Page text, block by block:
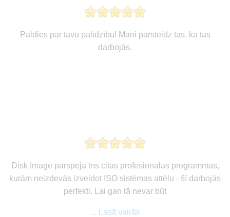
Paldies par tavu palīdzību! Mani pārsteidz tas, kā tas
darbojās.
Disk Image pārspēja trīs citas profesionālās programmas,
kurām neizdevās izveidot ISO sistēmas attēlu - šī darbojās
perfekti. Lai gan tā nevar būt
... Lasīt vairāk